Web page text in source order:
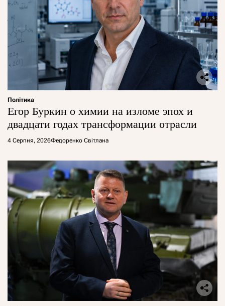
Політика
Егор Буркин о химии на изломе эпох и
двадцати годах трансформации отрасли
4 Серпня, 2026Федоренко Світлана